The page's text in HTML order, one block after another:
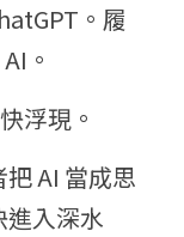
。履
。
浮現。
AI 當成思
進入深水